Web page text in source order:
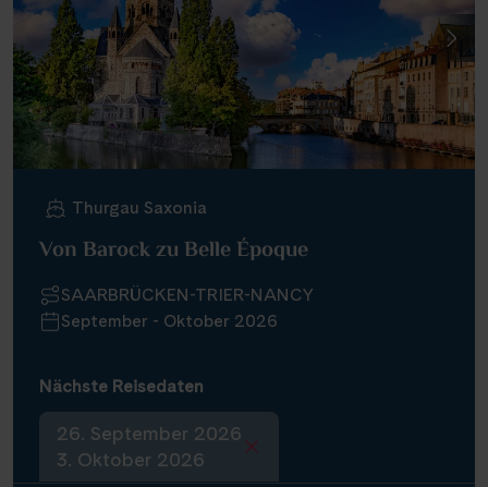
Angebote
Infos
Reisekalender
Reisekataloge
Kundenlogin
Thurgau Saxonia
Von Barock zu Belle Époque
SAARBRÜCKEN-TRIER-NANCY
September - Oktober 2026
Nächste Reisedaten
26. September 2026
3. Oktober 2026